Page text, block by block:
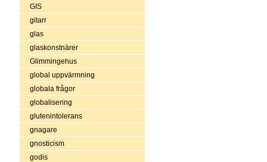
GIS
gitarr
glas
glaskonstnärer
Glimmingehus
global uppvärmning
globala frågor
globalisering
glutenintolerans
gnagare
gnosticism
godis